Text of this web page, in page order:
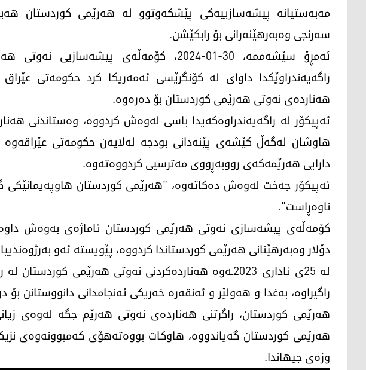
مه‌به‌ستیانه‌ پیشه‌سازییه‌كی پێشكه‌وتوو له‌ هه‌رێمی كوردستان
سه‌رنجی وه‌به‌رهێنه‌رانی بۆ رابكێشن.
ئەمڕۆ سێشەممە، 30-01-2024، کۆمەڵەی
راگەیەندراوێکدا داوای لە کۆنگرێسی ئەمەریکا کرد حکومەتی
هەناردەی نەوتی هەرێمی کوردستان بۆ دەرەوە.
ئەپیکۆر لە راگەیەندراوەکەیدا باسی لەوەش کردووە، وەستاندنی
هاوشان لەگەڵ کێشەی پێنەدانی بودجە لەلایەن حکومەتی
دارایی هەرێمەکەی رووبەڕووی مەترسیی کردووەتەوە.
ئەپیکۆر جەخت لەوەش دەکاتەوە، "هەرێمی کوردستان هاوپەیمانێکی
ناوەڕاست".
دۆلار وەبەرهێنانی هەرێمی کوردستاندا کردووە، پێویستە ئەو
له‌ 25ی ئاداری 2023ـەوە هه‌نارده‌كردنی نه‌وتی هه‌رێمی
راگیراوە، به‌غدا و هه‌ولێر و ئه‌نقه‌ره‌ خه‌ریكی ئه‌نجامدانی دانووستانن
هه‌رێمی كوردستان، راگرتنی هەناردەی نەوتی هەرێم جگە لەوەی
هەرێمی کوردستان گەیاندووە، هاوکات بووەتەهۆی کەمبوونەوەی
وزەی جیهاندا.